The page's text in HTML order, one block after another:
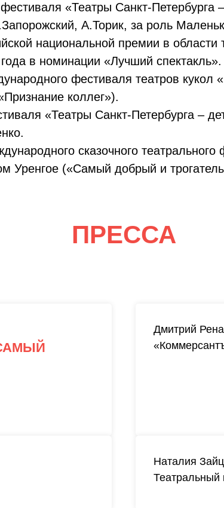
«Театры Санкт-Петербурга
А.Торик, за роль
национальной премии в области
в номинации «Лучший спектакль».
фестиваля театров кукол
коллег»).
«Театры Санкт-Петербурга –
сказочного
Уренгое («Самый добрый и
ПРЕССА
Дмитрий
Наталия
Театральный